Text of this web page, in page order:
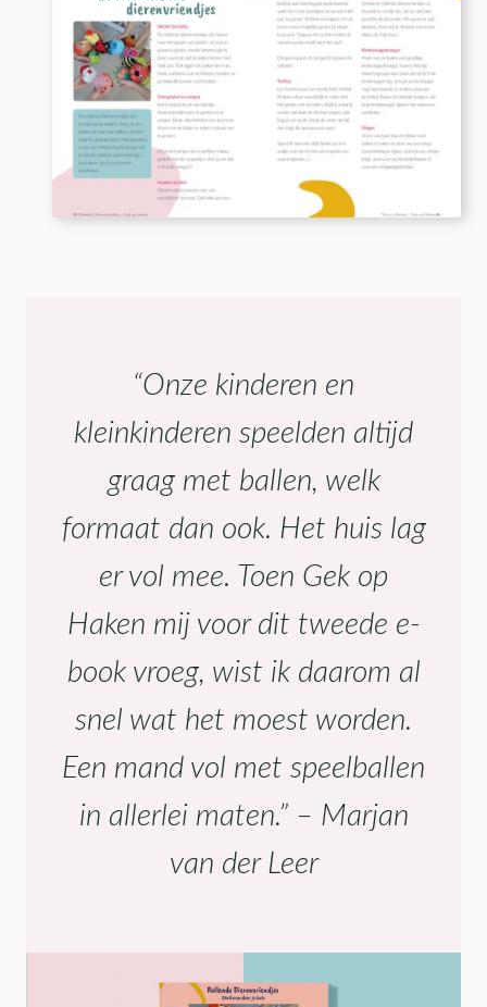
“Onze kinderen en
kleinkinderen speelden altijd
graag met ballen, welk
formaat dan ook. Het huis lag
er vol mee. Toen Gek op
Haken mij voor dit tweede e-
book vroeg, wist ik daarom al
snel wat het moest worden.
Een mand vol met speelballen
in allerlei maten.” – Marjan
van der Leer